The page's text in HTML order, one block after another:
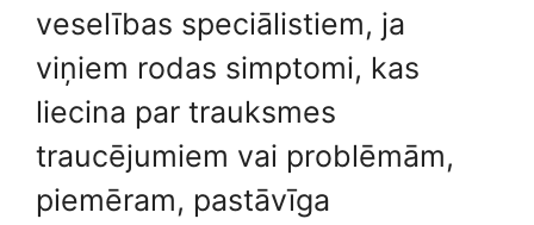
veselības speciālistiem, ja
viņiem rodas simptomi, kas
liecina par trauksmes
traucējumiem vai problēmām,
piemēram, pastāvīga